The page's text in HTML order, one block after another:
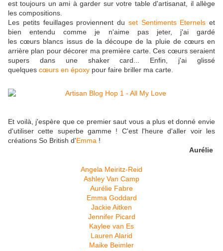
est toujours un ami à garder sur votre table d'artisanat, il allège
les compositions.
Les petits feuillages proviennent du set Sentiments Eternels et
bien entendu comme je n'aime pas jeter, j'ai gardé
les cœurs blancs issus de la découpe de la pluie de cœurs en
arrière plan pour décorer ma première carte. Ces cœurs seraient
supers dans une shaker card... Enfin, j'ai glissé
quelques cœurs en époxy pour faire briller ma carte.
Et voilà, j'espère que ce premier saut vous a plus et donné envie
d'utiliser cette superbe gamme ! C'est l'heure d'aller voir les
créations So British d'Emma !
Aurélie
Angela Meiritz-Reid
Ashley Van Camp
Aurélie Fabre
Emma Goddard
Jackie Aitken
Jennifer Picard
Kaylee van Es
Lauren Alarid
Maike Beimler